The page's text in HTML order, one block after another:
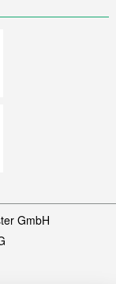
GmbH